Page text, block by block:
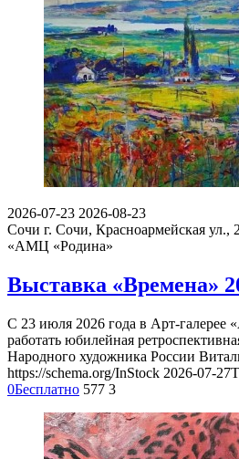
2026-07-23 2026-08-23
Сочи г. Сочи, Красноармейская ул.,
«АМЦ «Родина»
Выставка «Времена»
С 23 июля 2026 года в Арт-галерее
работать юбилейная
Народного художника России
https://schema.org/InStock 2026-07-
0Бесплатно 577 3